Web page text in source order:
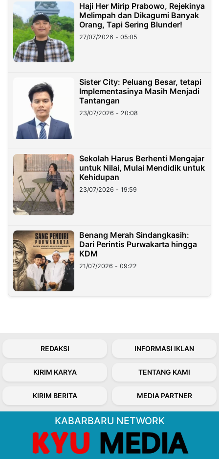
Haji Her Mirip Prabowo, Rejekinya
Melimpah dan Dikagumi Banyak
Orang, Tapi Sering Blunder!
27/07/2026 - 05:05
Sister City: Peluang Besar, tetapi
Implementasinya Masih Menjadi
Tantangan
23/07/2026 - 20:08
Sekolah Harus Berhenti Mengajar
untuk Nilai, Mulai Mendidik untuk
Kehidupan
23/07/2026 - 19:59
Benang Merah Sindangkasih:
Dari Perintis Purwakarta hingga
KDM
21/07/2026 - 09:22
REDAKSI INFORMASI IKLAN
KIRIM KARYA TENTANG KAMI
KIRIM BERITA MEDIA PARTNER
KABARBARU NETWORK